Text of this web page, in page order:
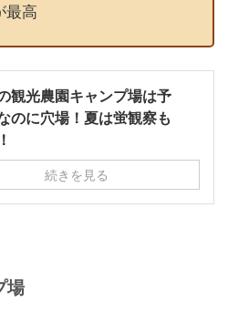
最高
観光農園キャンプ場は予
のに穴場！夏は蛍観察も
続きを見る
場